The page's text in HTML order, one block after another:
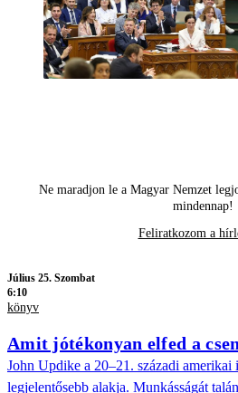
Ne maradjon le a Magyar Nemzet
mindennap!
Feliratkozom a
Július 25. Szombat
6:10
könyv
Amit jótékonyan elfed a
John Updike a 20–21. századi
legjelentősebb alakja. Munkásságát